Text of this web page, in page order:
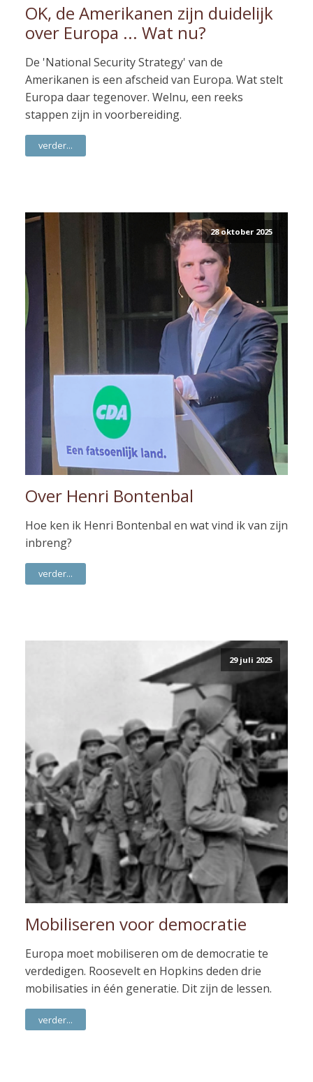
OK, de Amerikanen zijn duidelijk
over Europa ... Wat nu?
De 'National Security Strategy' van de
Amerikanen is een afscheid van Europa. Wat stelt
Europa daar tegenover. Welnu, een reeks
stappen zijn in voorbereiding.
verder...
28 oktober 2025
Over Henri Bontenbal
Hoe ken ik Henri Bontenbal en wat vind ik van zijn
inbreng?
verder...
29 juli 2025
Mobiliseren voor democratie
Europa moet mobiliseren om de democratie te
verdedigen. Roosevelt en Hopkins deden drie
mobilisaties in één generatie. Dit zijn de lessen.
verder...